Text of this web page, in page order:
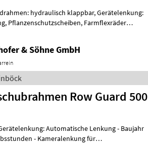
hydraulisch klappbar, Gerätelenkung:
Pflanzenschutzscheiben, Farmflexräder
& Söhne GmbH
Row Guard 500
Automatische Lenkung - Baujahr
für